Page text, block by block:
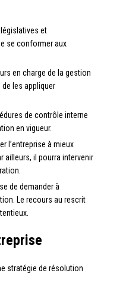
et
se conformer aux
en charge de la gestion
les appliquer
de contrôle interne
en vigueur.
l’entreprise à mieux
ailleurs, il pourra intervenir
de demander à
Le recours au rescrit
stratégie de résolution